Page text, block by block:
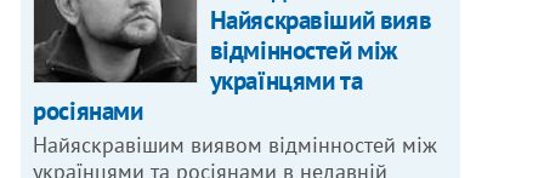
Найяскравіший вияв
відмінностей між
українцями та
росіянами
Найяскравішим виявом відмінностей між
українцями та росіянами в недавній